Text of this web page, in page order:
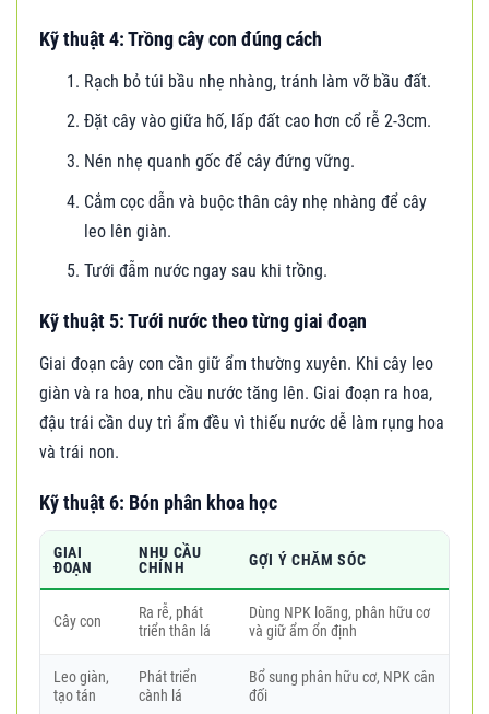
Kỹ thuật 4: Trồng cây con đúng cách
Rạch bỏ túi bầu nhẹ nhàng, tránh làm vỡ bầu đất.
Đặt cây vào giữa hố, lấp đất cao hơn cổ rễ 2-3cm.
Nén nhẹ quanh gốc để cây đứng vững.
Cắm cọc dẫn và buộc thân cây nhẹ nhàng để cây
leo lên giàn.
Tưới đẫm nước ngay sau khi trồng.
Kỹ thuật 5: Tưới nước theo từng giai đoạn
Giai đoạn cây con cần giữ ẩm thường xuyên. Khi cây leo
giàn và ra hoa, nhu cầu nước tăng lên. Giai đoạn ra hoa,
đậu trái cần duy trì ẩm đều vì thiếu nước dễ làm rụng hoa
và trái non.
Kỹ thuật 6: Bón phân khoa học
GIAI
ĐOẠN
NHU CẦU
CHÍNH
GỢI Ý CHĂM SÓC
Cây con
Ra rễ, phát
triển thân lá
Dùng NPK loãng, phân hữu cơ
và giữ ẩm ổn định
Leo giàn,
tạo tán
Phát triển
cành lá
Bổ sung phân hữu cơ, NPK cân
đối